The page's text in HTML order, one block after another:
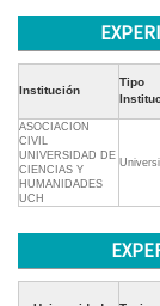
Institución
Tipo
ASOCIACION
CIVIL
UNIVERSIDAD DE
CIENCIAS Y
HUMANIDADES
UCH